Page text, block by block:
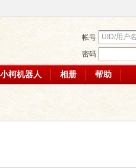
帐号
密码
小柯机器人 相册 帮助